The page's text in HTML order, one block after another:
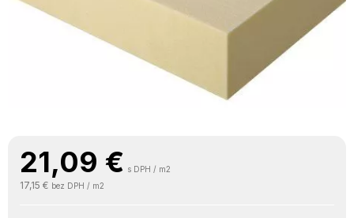
21,09 € s DPH / m2
17,15 € bez DPH / m2